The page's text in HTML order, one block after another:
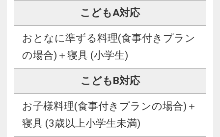
こどもA対応
おとなに準ずる料理(食事付きプラン
の場合)＋寝具 (小学生)
こどもB対応
お子様料理(食事付きプランの場合)＋
寝具 (3歳以上小学生未満)